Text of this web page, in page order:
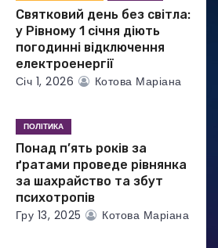
Святковий день без світла:
у Рівному 1 січня діють
погодинні відключення
електроенергії
Січ 1, 2026 Котова Маріана
ПОЛІТИКА
Понад п’ять років за
ґратами проведе рівнянка
за шахрайство та збут
психотропів
Гру 13, 2025 Котова Маріана